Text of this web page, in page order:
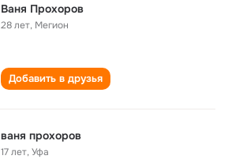
Ваня Прохоров
28 лет, Мегион
Добавить в друзья
ваня прохоров
17 лет,Уфа